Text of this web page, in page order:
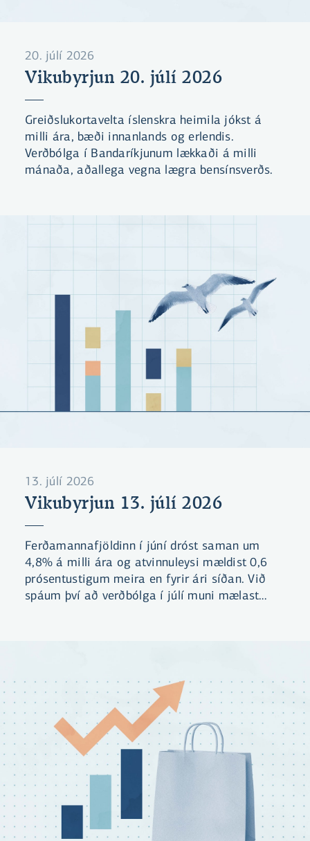
20. júlí 2026
Vikubyrjun 20. júlí 2026
Greiðslukortavelta íslenskra heimila jókst á
milli ára, bæði innanlands og erlendis.
Verðbólga í Bandaríkjunum lækkaði á milli
mánaða, aðallega vegna lægra bensínsverðs.
13. júlí 2026
Vikubyrjun 13. júlí 2026
Ferðamannafjöldinn í júní dróst saman um
4,8% á milli ára og atvinnuleysi mældist 0,6
prósentustigum meira en fyrir ári síðan. Við
spáum því að verðbólga í júlí muni mælast